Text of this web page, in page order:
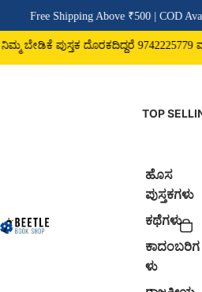
Free Shipping Above ₹500 | COD
ನಿಮ್ಮ ಬೇಡಿಕೆ ಪುಸ್ತಕ ದೊರಕದಿದ್ದರೆ 9742225779
TOP
ಹೊಸ
ಪುಸ್ತಕಗಳು
ಕಥೆಗಳು
ಕಾದಂಬರಿಗ
ಳು